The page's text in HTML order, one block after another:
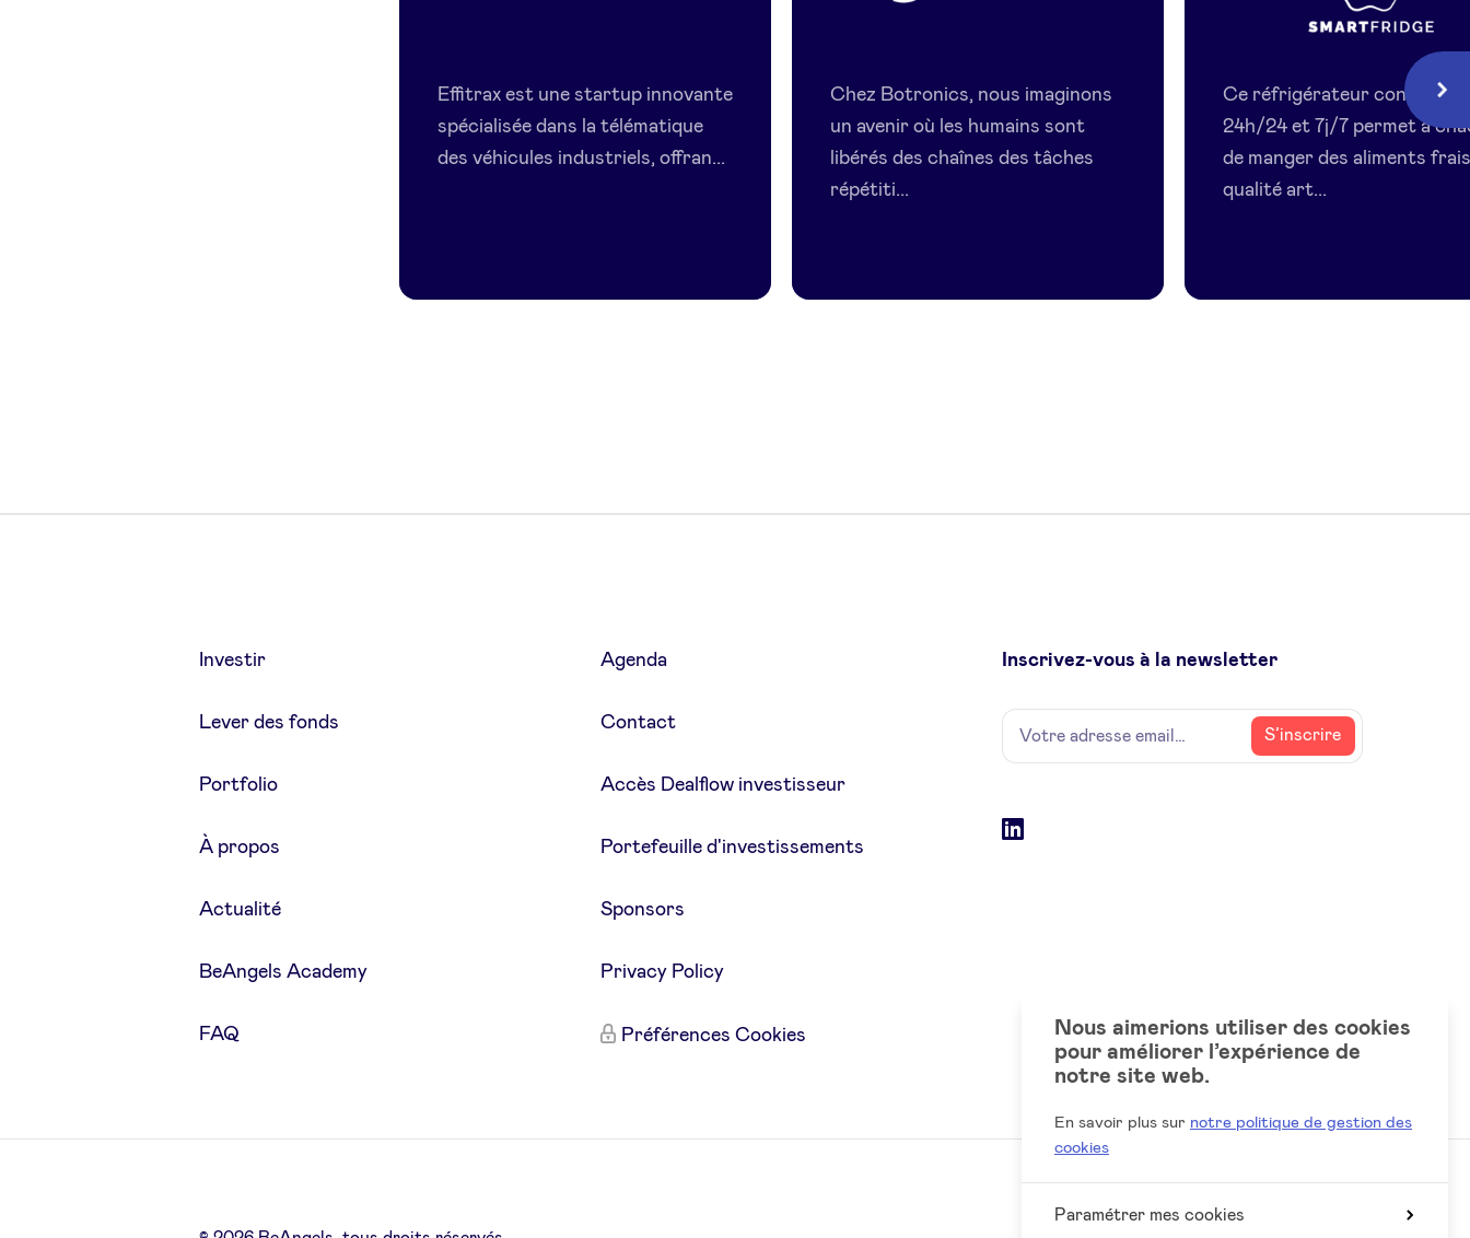
Effitrax est une startup innovante
spécialisée dans la télématique
des véhicules industriels, offran...
Chez Botronics, nous imaginons
un avenir où les humains sont
libérés des chaînes des tâches
répétiti...
Fridge
Ce réfrigérateur connecté
24h/24 et 7j/7 permet à
de manger des aliments
qualité art...
Investir
Lever des fonds
Portfolio
À propos
Actualité
BeAngels Academy
FAQ
Agenda
Contact
Accès Dealflow investisseur
Portefeuille d'investissements
Sponsors
Privacy Policy
Préférences Cookies
Inscrivez-vous à la newsletter
Name
Votre
adresse
S’inscrire
Social
LinkedIn
Nous aimerions utiliser des cookies
pour améliorer l’expérience de
notre site web.
En savoir plus sur notre politique de gestion des
cookies
Paramétrer mes cookies